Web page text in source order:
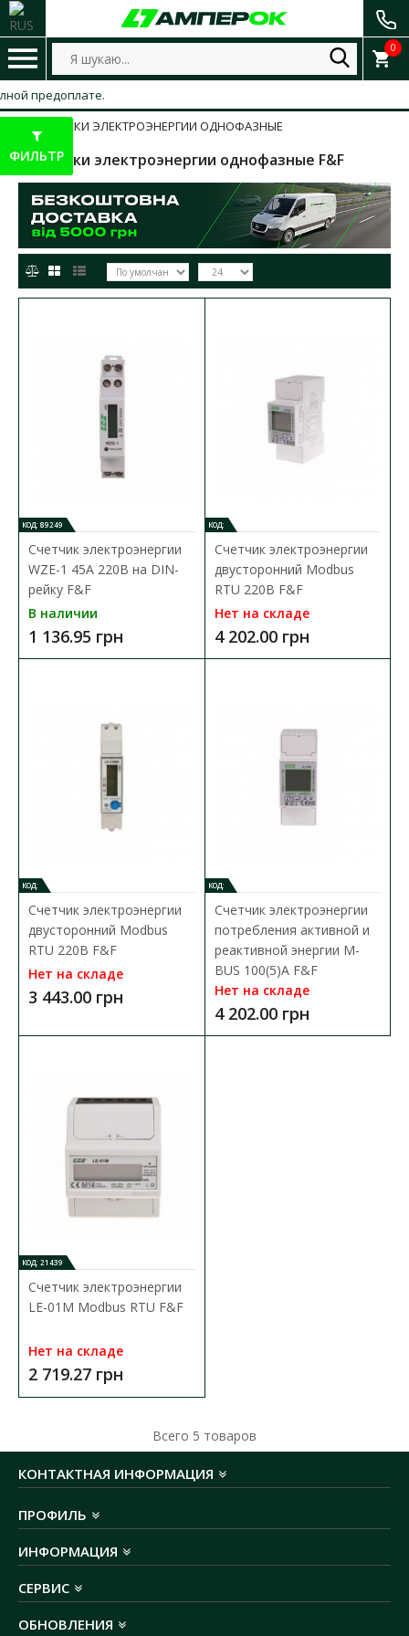
0
предоплате.
СЧЕТЧИКИ ЭЛЕКТРОЭНЕРГИИ ОДНОФАЗНЫЕ
Счетчики электроэнергии однофазные F&F
Однофазный счетчик электроэнергии с дисплеем LCD. Ток 45 А.
WZE-1 - статический (электронный) по..
В КОРЗИНУ
В сравнения
В закладки
Счетчик электроэнергии двусторонний Modbus
Нет на складе
Однофазный двусторонний счетчик электрической энергии и
В КОРЗИНУ
КОД: 89249
Счетчик электроэнергии
WZE-1 45А 220В на DIN-
рейку F&F
В наличии
1 136.95 грн
КОД:
Счетчик электроэнергии
двусторонний Modbus
RTU 220В F&F
Нет на складе
4 202.00 грн
КОД:
Счетчик электроэнергии
двусторонний Modbus
RTU 220В F&F
Нет на складе
3 443.00 грн
КОД:
Счетчик электроэнергии
потребления активной и
реактивной энергии M-
BUS 100(5)А F&F
Нет на складе
4 202.00 грн
КОД: 21439
Счетчик электроэнергии
LE-01M Modbus RTU F&F
Нет на складе
2 719.27 грн
Всего 5 товаров
КОНТАКТНАЯ ИНФОРМАЦИЯ
ПРОФИЛЬ
ИНФОРМАЦИЯ
СЕРВИС
ОБНОВЛЕНИЯ
ФИЛЬТР